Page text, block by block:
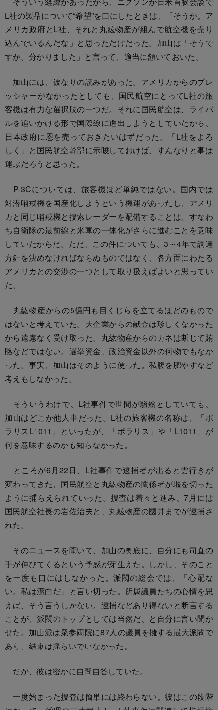
L社の製品について“希望”を口にしたときは、「そうか。ア
メリカ政府とL社、それと丸紘物産が組んで航空機を売り
込んでいるんだな」と思っただけだった。加山は「そうで
すか。分かりました」と言って、適当に頷いておいた。
加山には、彼なりの読みがあった。アメリカからのプレ
ッシャーがなかったとしても、国民航空にとってL社の旅
客機は有力な選択肢の一つだ。それに国民航空は、ライバ
ルを追いかける形で国際線に進出しようとしていたから、
日本政府に恩を売っておきたいはずだった。「L社をよろ
しく」と国民航空幹部に示唆しておけば、すんなりと事は
運ぶだろうと思った。
P-3Cについては、旅客機ほど単純ではない。国内では
対潜哨戒機を国産化しようという機運があったし、アメリ
カと同じ哨戒機と捜索レーダーを配備することは、すなわ
ち自衛隊の最前線と米軍の一体化がさらに進むことを意味
していたからだ。ただ、この件についても、3～4年で調達
方針を決めなければならぬものではなく、各方面にわたる
アメリカとの交渉の一つとして取り扱えばよいと思ってい
た。
丸紘物産からの5億円も目くじらを立てるほどのもので
はないと考えていた。大企業からの献金は珍しくなかった
から遠慮なく受け取った。丸紘物産からのカネは断じて賄
賂などではない。選挙資金、政治資金以外の何物でもなか
った。事実、加山はそのように使った。私腹を肥やすなど
考えもしなかった。
そういうわけで、L社事件で世間が騒然としていても、
加山はどこか他人事だった。L社の旅客機の名称は、「ポ
ラリスL1011」といったが、「ポラリス」や「L1011」が
何を意味するのかも知らなかった。
ところが6月22日、L社事件で逮捕者が出ると雲行きが
変わってきた。国民航空と丸紘物産の関係者が堰を切った
ように捕らえられていった。捜査は着々と進み、7月には
国民航空社長の岩佐治夫と、丸紘物産の國井までが逮捕さ
れた。
そのニュースを聞いて、加山の奥底に、自分にも司直の
手が伸びてくるという予感が芽生えた。しかし、そのこと
を一度も口にはしなかった。派閥の総会では、「心配な
い。私は潔白だ」と言い切った。所属議員たちの心情を思
えば、そう言うしかない。逮捕などあり得ないと断言する
ことが、派閥のトップとしては当然だ、と自分に言い聞か
せた。加山派は衆参両院に87人の議員を擁する最大派閥で
あり、結束は揺らいでいなかった。
だが、彼は密かに自問自答していた。
一度始まった捜査は簡単には終わらない。彼はこの段階